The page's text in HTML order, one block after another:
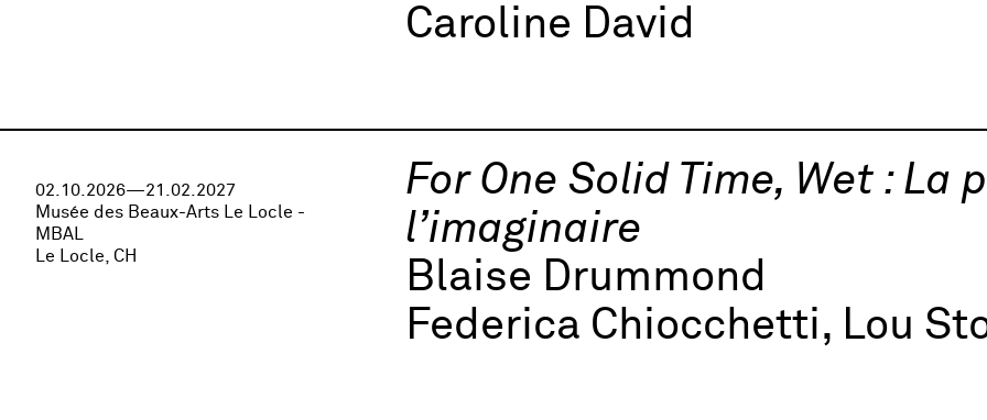
Caroline David
For One Solid Time, Wet : La
l’imaginaire
Blaise Drummond
Federica Chiocchetti, Lou
02.10.2026—21.02.2027
Musée des Beaux-Arts Le Locle -
MBAL
Le Locle, CH